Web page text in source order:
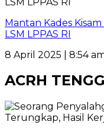
Mantan Kades
LSM LPPAS RI
8 April 2025 | 8:54
ACRH